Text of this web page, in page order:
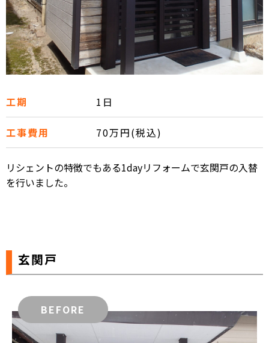
工期 1日
工事費用 70万円(税込)
リシェントの特徴でもある1dayリフォームで玄関戸の入替
を行いました。
玄関戸
BEFORE